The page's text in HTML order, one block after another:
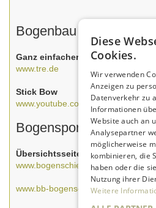
Bogenbau im Internet
Ganz einfacher Bogen
www.tre.de
Stick Bow
www.youtube.com
Bogensportvereine
Übersichtsseiten:
www.bogenschiessen.de
www.bb-bogenschiessen.de
Diese
Cookies.
Wir verwenden
Anzeigen zu
Datenverkehr zu
Informationen
Website auch an
Analysepartner
möglicherweise
kombinieren, die
haben oder die
Nutzung ihrer
Weitere